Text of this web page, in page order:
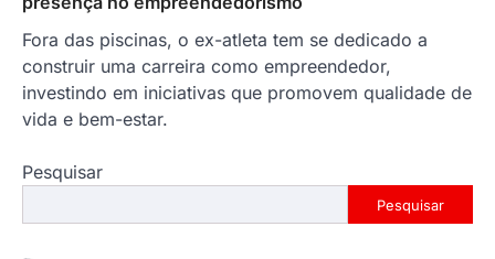
Fora das piscinas, o ex-atleta tem se dedicado a
construir uma carreira como empreendedor,
investindo em iniciativas que promovem qualidade de
vida e bem-estar.
Pesquisar
Pesquisar